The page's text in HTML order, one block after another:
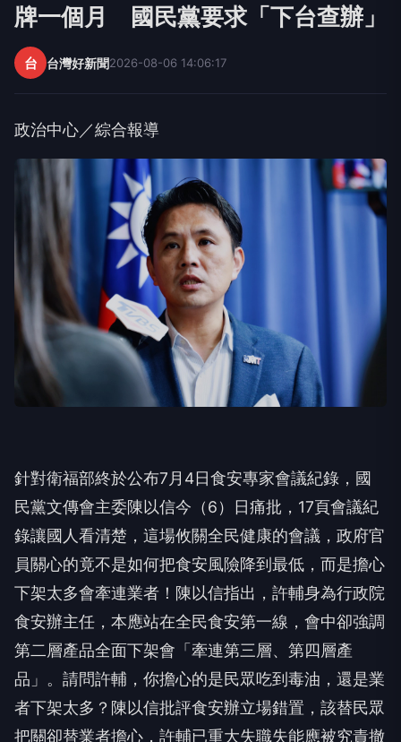
牌一個月 國民黨要求「下台查辦」
台 台灣好新聞2026-08-06 14:06:17
政治中心／綜合報導
針對衛福部終於公布7月4日食安專家會議紀錄，國
民黨文傳會主委陳以信今（6）日痛批，17頁會議紀
錄讓國人看清楚，這場攸關全民健康的會議，政府官
員關心的竟不是如何把食安風險降到最低，而是擔心
下架太多會牽連業者！陳以信指出，許輔身為行政院
食安辦主任，本應站在全民食安第一線，會中卻強調
第二層產品全面下架會「牽連第三層、第四層產
品」。請問許輔，你擔心的是民眾吃到毒油，還是業
者下架太多？陳以信批評食安辦立場錯置，該替民眾
把關卻替業者擔心，許輔已重大失職失能應被究責撤